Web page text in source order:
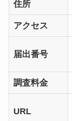
住所
アクセス
届出番号
調査料金
URL